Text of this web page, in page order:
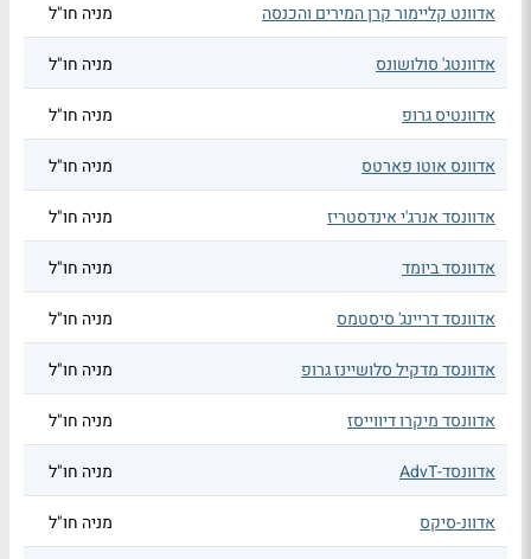
אדוונט קליימור קרן המירים והכנסה
מניה חו"ל
אדוונטג' סולושונס מניה חו"ל
אדוונטיס גרופ מניה חו"ל
אדוונס אוטו פארטס מניה חו"ל
אדוונסד אנרג'י אינדסטריז מניה חו"ל
אדוונסד ביומד מניה חו"ל
אדוונסד דריינג' סיסטמס מניה חו"ל
אדוונסד מדקיל סלושיינז גרופ מניה חו"ל
אדוונסד מיקרו דיווייסז מניה חו"ל
אדוונסד-AdvT מניה חו"ל
אדוונ-סיקס מניה חו"ל